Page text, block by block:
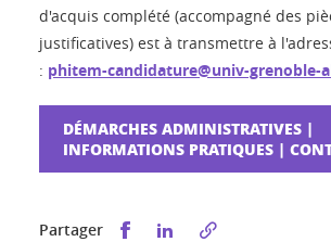
d'acquis complété (accompagné des
justificatives) est à transmettre à
: phitem-candidature@univ-grenoble-
DÉMARCHES ADMINISTRATIVES |
INFORMATIONS PRATIQUES |
Partager Partager sur Facebook
Partager sur LinkedIn